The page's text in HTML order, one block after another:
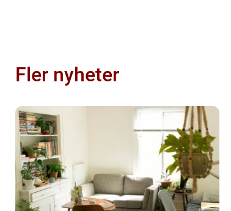
Fler nyheter